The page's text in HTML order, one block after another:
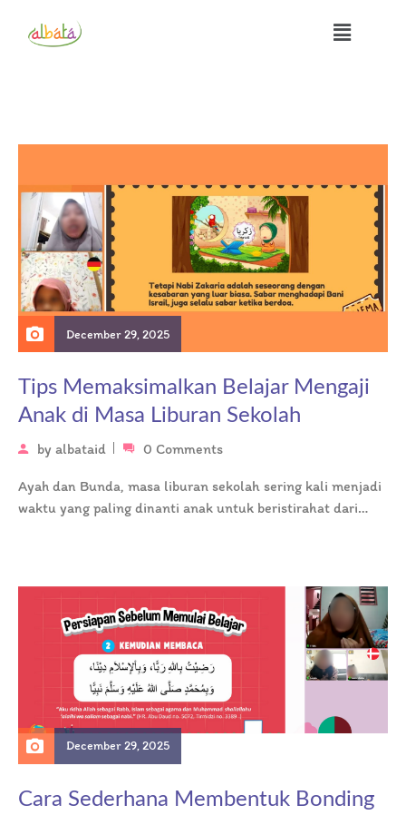
December 29, 2025
Tips Memaksimalkan Belajar Mengaji
Anak di Masa Liburan Sekolah
by albataid 0 Comments
Ayah dan Bunda, masa liburan sekolah sering kali menjadi
waktu yang paling dinanti anak untuk beristirahat dari
December 29, 2025
Cara Sederhana Membentuk Bonding